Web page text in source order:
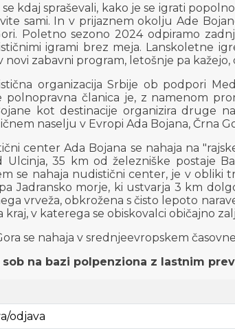
se kdaj spraševali, kako je se igrati
sami. In v prijaznem okolju Ade
Poletno sezono 2024 odpiramo
igrami brez meja. Lanskoletne
novi zabavni program, letošnje pa
organizacija Srbije ob podpori
polnopravna članica je, z namenom
kot destinacije organizira druge
naselju v Evropi Ada Bojana, Črna
center Ada Bojana se nahaja na
Ulcinja, 35 km od železniške postaje
se nahaja nudistični center, je v obliki
Jadransko morje, ki ustvarja 3 km
vrveža, obkrožena s čisto lepoto
kraj, v katerega se obiskovalci običajno
se nahaja v srednjeevropskem
sob na bazi polpenziona z lastnim
odjava